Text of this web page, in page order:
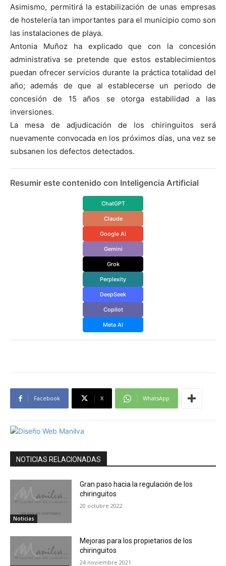
Asimismo, permitirá la estabilización de unas empresas
de hostelería tan importantes para el municipio como son
las instalaciones de playa.
Antonia Muñoz ha explicado que con la concesión
administrativa se pretende que estos establecimientos
puedan ofrecer servicios durante la práctica totalidad del
año; además de que al establecerse un periodo de
concesión de 15 años se otorga estabilidad a las
inversiones.
La mesa de adjudicación de los chiringuitos será
nuevamente convocada en los próximos días, una vez se
subsanen los defectos detectados.
Resumir este contenido con Inteligencia Artificial
ChatGPT
Claude
Google AI
Gemini
Grok
Perplexity
DeepSeek
Copilot
Meta AI
Facebook X WhatsApp
NOTICIAS RELACIONADAS
Noticias
Gran paso hacia la regulación de los
chiringuitos
20 octubre 2022
Mejoras para los propietarios de los
chiringuitos
24 noviembre 2021